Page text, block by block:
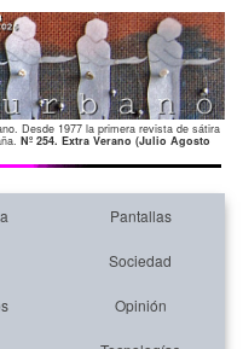
Desde 1977 la primera revista de sátira
Nº 254. Extra Verano (Julio Agosto
Pantallas
Sociedad
Opinión